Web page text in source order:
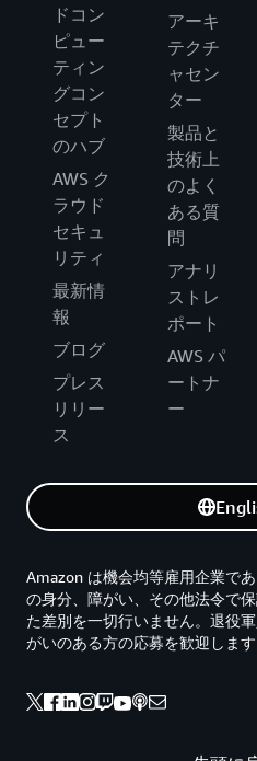
ドコン
ピュー
ティン
グコン
セプト
のハブ
AWS ク
ラウド
セキュ
リティ
最新情
報
ブログ
プレス
リリー
ス
アーキ
テクチ
ャセン
ター
製品と
技術上
のよく
ある質
問
アナリ
ストレ
ポート
AWS パ
ートナ
ー
Amazon は機会均等雇用企業で
の身分、障がい、その他法令で
た差別を一切行いません。退役
がいのある方の応募を歓迎します